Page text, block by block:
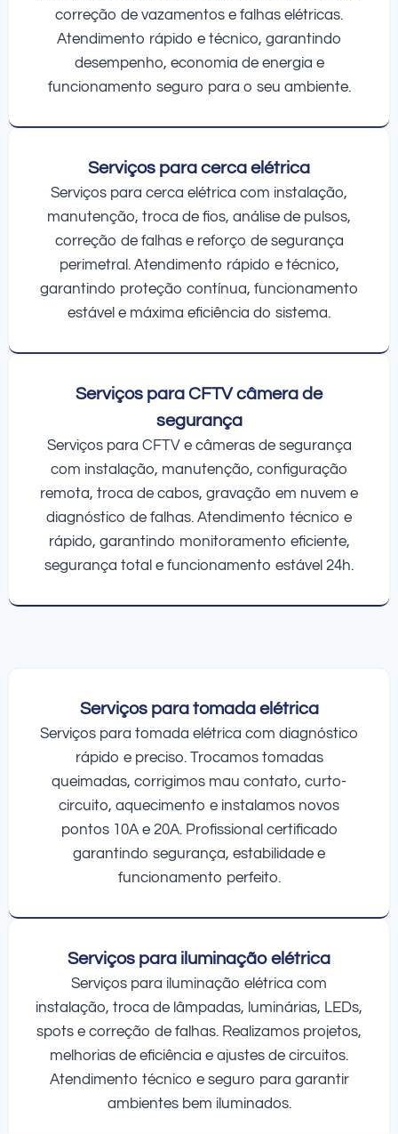
correção de vazamentos e falhas elétricas.
Atendimento rápido e técnico, garantindo
desempenho, economia de energia e
funcionamento seguro para o seu ambiente.
Serviços para cerca elétrica
Serviços para cerca elétrica com instalação,
manutenção, troca de fios, análise de pulsos,
correção de falhas e reforço de segurança
perimetral. Atendimento rápido e técnico,
garantindo proteção contínua, funcionamento
estável e máxima eficiência do sistema.
Serviços para CFTV câmera de
segurança
Serviços para CFTV e câmeras de segurança
com instalação, manutenção, configuração
remota, troca de cabos, gravação em nuvem e
diagnóstico de falhas. Atendimento técnico e
rápido, garantindo monitoramento eficiente,
segurança total e funcionamento estável 24h.
Serviços para tomada elétrica
Serviços para tomada elétrica com diagnóstico
rápido e preciso. Trocamos tomadas
queimadas, corrigimos mau contato, curto-
circuito, aquecimento e instalamos novos
pontos 10A e 20A. Profissional certificado
garantindo segurança, estabilidade e
funcionamento perfeito.
Serviços para iluminação elétrica
Serviços para iluminação elétrica com
instalação, troca de lâmpadas, luminárias, LEDs,
spots e correção de falhas. Realizamos projetos,
melhorias de eficiência e ajustes de circuitos.
Atendimento técnico e seguro para garantir
ambientes bem iluminados.